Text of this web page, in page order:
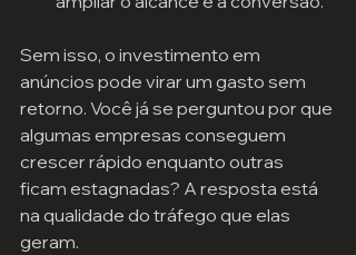
Sem isso, o investimento em
anúncios pode virar um gasto sem
retorno. Você já se perguntou por que
algumas empresas conseguem
crescer rápido enquanto outras
ficam estagnadas? A resposta está
na qualidade do tráfego que elas
geram.